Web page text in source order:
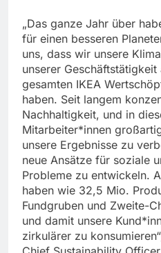
„Das ganze Jahr über
für einen besseren
uns, dass wir unsere
unserer
gesamten IKEA
haben. Seit langem
Nachhaltigkeit, und in
Mitarbeiter*innen
unsere Ergebnisse zu
neue Ansätze für soziale
Probleme zu entwickeln.
haben wie 32,5 Mio.
Fundgruben und Zweite-
und damit unsere
zirkulärer zu